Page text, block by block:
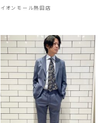
イオンモール熱田店